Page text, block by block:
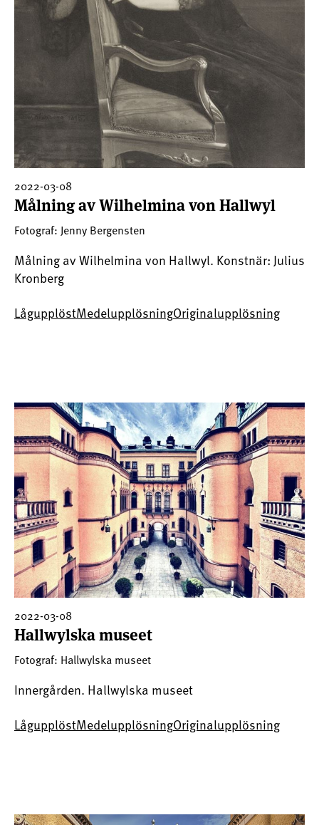
2022-03-08
Målning av Wilhelmina von Hallwyl
Fotograf: Jenny Bergensten
Målning av Wilhelmina von Hallwyl. Konstnär: Julius
Kronberg
LågupplöstMedelupplösningOriginalupplösning
2022-03-08
Hallwylska museet
Fotograf: Hallwylska museet
Innergården. Hallwylska museet
LågupplöstMedelupplösningOriginalupplösning